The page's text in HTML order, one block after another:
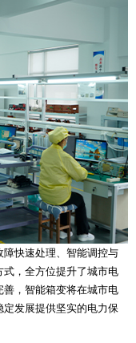
快速处理、智能调控与
，全方位提升了城市电
善，智能箱变将在城市电
定发展提供坚实的电力保